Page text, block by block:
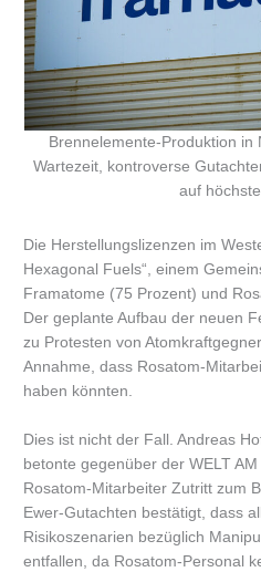
Brennelemente-Produktion in
Wartezeit, kontroverse
auf
Die Herstellungslizenzen im
Hexagonal Fuels“, einem
Framatome (75 Prozent) und
Der geplante Aufbau der neuen
zu Protesten von
Annahme, dass Rosatom-
haben könnten.
Dies ist nicht der Fall. Andreas
betonte gegenüber der WELT
Rosatom-Mitarbeiter Zutritt zum
Ewer-Gutachten bestätigt, dass
Risikoszenarien bezüglich
entfallen, da Rosatom-Personal